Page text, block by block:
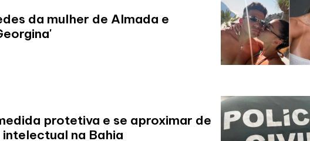
da mulher de Almada e
protetiva e se aproximar de
na Bahia